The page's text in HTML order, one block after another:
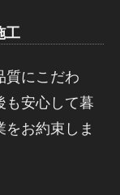
工
質にこだわ
も安心して暮
をお約束しま